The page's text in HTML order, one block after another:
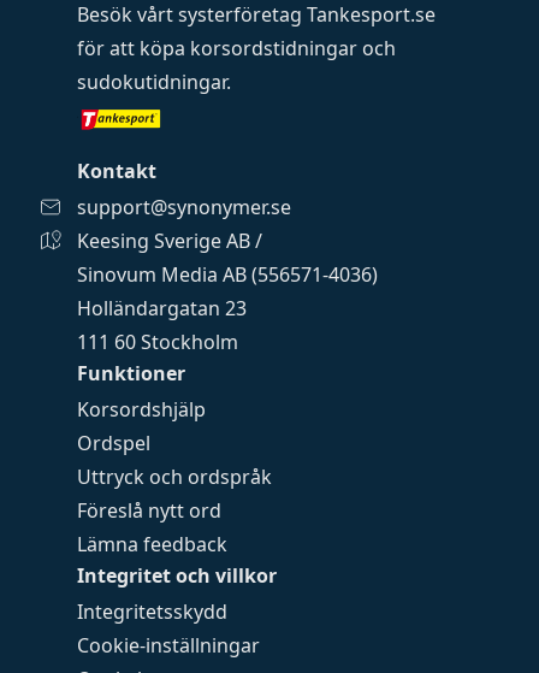
Funktioner
Korsordshjälp
Ordspel
Uttryck och ordspråk
Föreslå nytt ord
Lämna feedback
Integritet och villkor
Integritetsskydd
Cookie-inställningar
Besök vårt systerföretag Tankesport.se
för att köpa korsordstidningar och
sudokutidningar.
Kontakt
support@synonymer.se
Keesing Sverige AB /
Sinovum Media AB (556571-4036)
Holländargatan 23
111 60 Stockholm